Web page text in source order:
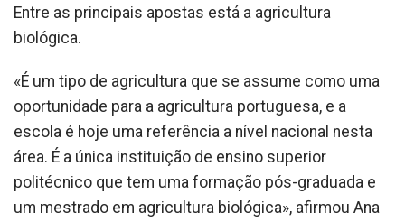
Entre as principais apostas está a agricultura
biológica.
«É um tipo de agricultura que se assume como uma
oportunidade para a agricultura portuguesa, e a
escola é hoje uma referência a nível nacional nesta
área. É a única instituição de ensino superior
politécnico que tem uma formação pós-graduada e
um mestrado em agricultura biológica», afirmou Ana